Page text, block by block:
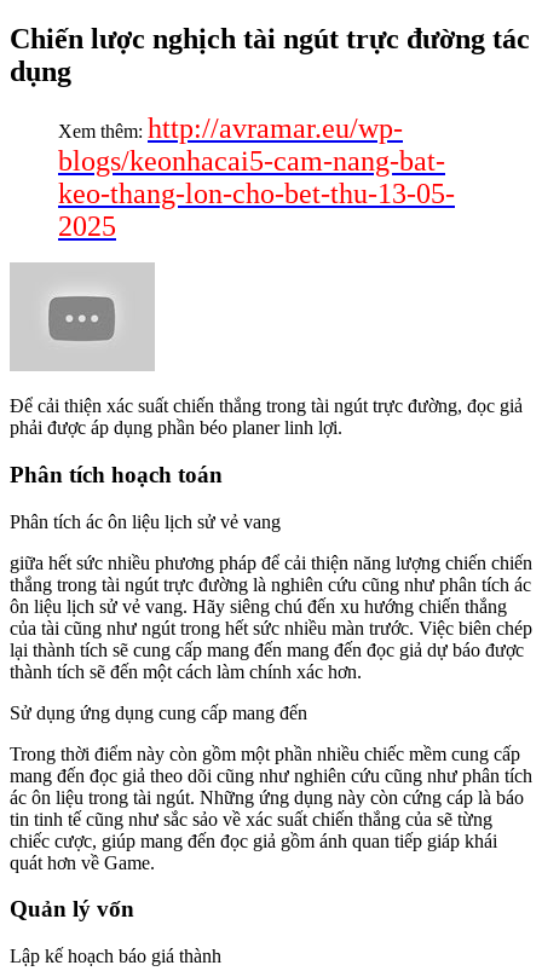
Chiến lược nghịch tài ngút trực đường tác
dụng
Xem thêm: http://avramar.eu/wp-
blogs/keonhacai5-cam-nang-bat-
keo-thang-lon-cho-bet-thu-13-05-
2025
Để cải thiện xác suất chiến thắng trong tài ngút trực đường, đọc giả
phải được áp dụng phần béo planer linh lợi.
Phân tích hoạch toán
Phân tích ác ôn liệu lịch sử vẻ vang
giữa hết sức nhiều phương pháp để cải thiện năng lượng chiến chiến
thắng trong tài ngút trực đường là nghiên cứu cũng như phân tích ác
ôn liệu lịch sử vẻ vang. Hãy siêng chú đến xu hướng chiến thắng
của tài cũng như ngút trong hết sức nhiều màn trước. Việc biên chép
lại thành tích sẽ cung cấp mang đến mang đến đọc giả dự báo được
thành tích sẽ đến một cách làm chính xác hơn.
Sử dụng ứng dụng cung cấp mang đến
Trong thời điểm này còn gồm một phần nhiều chiếc mềm cung cấp
mang đến đọc giả theo dõi cũng như nghiên cứu cũng như phân tích
ác ôn liệu trong tài ngút. Những ứng dụng này còn cứng cáp là báo
tin tinh tế cũng như sắc sảo về xác suất chiến thắng của sẽ từng
chiếc cược, giúp mang đến đọc giả gồm ánh quan tiếp giáp khái
quát hơn về Game.
Quản lý vốn
Lập kế hoạch báo giá thành